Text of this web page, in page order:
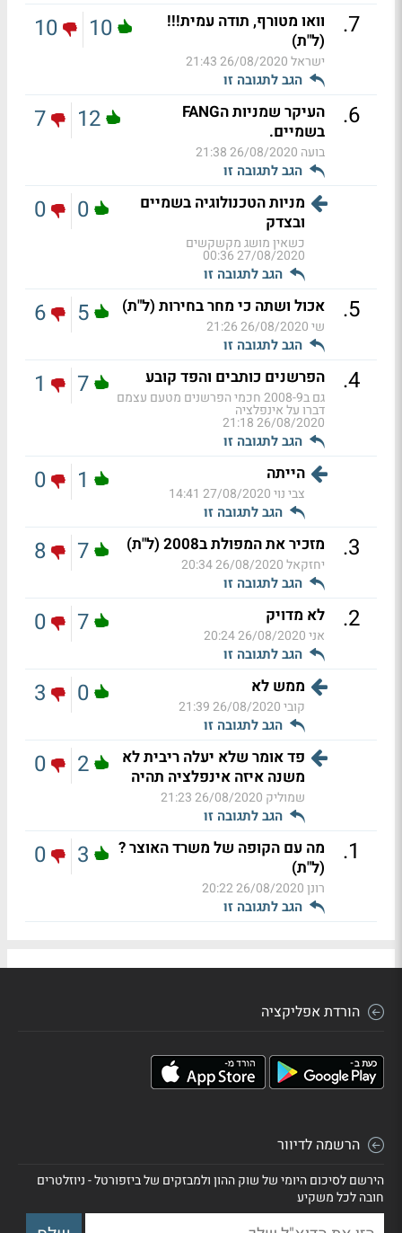
7
.
וואו מטורף, תודה עמית!!!
(ל"ת)
ישראל26/08/2020 21:43
הגב לתגובה זו
10
10
6
.
העיקר שמניות הFANG
בשמיים.
בועה 26/08/2020 21:38
הגב לתגובה זו
12
7
מניות הטכנולוגיה בשמיים
ובצדק
כשאין מושג מקשקשים
27/08/2020 00:36
הגב לתגובה זו
0
0
5
. אכול ושתה כי מחר בחירות (ל"ת)
שי26/08/2020 21:26
הגב לתגובה זו
5
6
4
. הפרשנים כותבים והפד קובע
גם ב2008-9 חכמי הפרשנים מטעם עצמם
דברו על אינפלציה
26/08/2020 21:18
הגב לתגובה זו
7
1
הייתה
צבי נוי27/08/2020 14:41
הגב לתגובה זו
1
0
3
. מזכיר את המפולת ב2008 (ל"ת)
יחזקאל26/08/2020 20:34
הגב לתגובה זו
7
8
2
. לא מדויק
אני26/08/2020 20:24
הגב לתגובה זו
7
0
ממש לא
קובי26/08/2020 21:39
הגב לתגובה זו
0
3
פד אומר שלא יעלה ריבית לא
משנה איזה אינפלציה תהיה
שמוליק 26/08/2020 21:23
הגב לתגובה זו
2
0
1
.
מה עם הקופה של משרד האוצר ?
(ל"ת)
רונן26/08/2020 20:22
הגב לתגובה זו
3
0
הורדת אפליקציה
הרשמה לדיוור
הירשם לסיכום היומי של שוק ההון ולמבזקים של ביזפורטל - ניוזלטרים
חובה לכל משקיע